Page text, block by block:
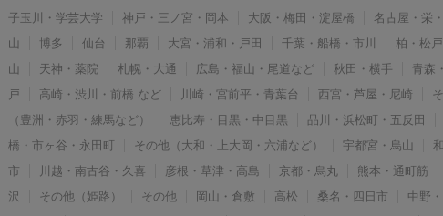
子玉川・学芸大学
神戸・三ノ宮・岡本 大阪・梅田・淀屋橋
名古屋・栄
山
博多 仙台 那覇 大宮・浦和・戸田 千葉・船橋・市川
柏・松
山
天神・薬院 札幌・大通 広島・福山・尾道など 秋田・横手
青森
戸
高崎・渋川・前橋 など 川崎・宮前平・青葉台 西宮・芦屋・尼崎
（豊洲・赤羽・練馬など）
恵比寿・目黒・中目黒
品川・浜松町・五反田
橋・市ヶ谷・永田町
その他（大和・上大岡・六浦など） 宇都宮・烏山
市
川越・南古谷・久喜 彦根・草津・高島 京都・烏丸
熊本・通町筋
沢
その他（姫路） その他 岡山・倉敷 高松 桑名・四日市
中野